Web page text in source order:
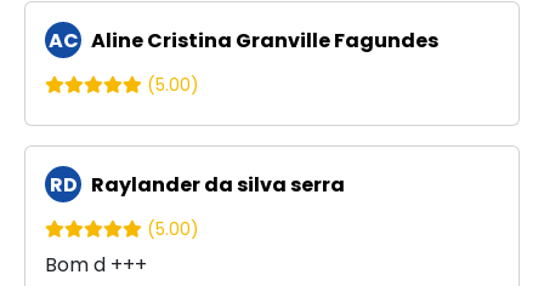
AC Aline Cristina Granville Fagundes
(5.00)
RD Raylander da silva serra
(5.00)
Bom d +++